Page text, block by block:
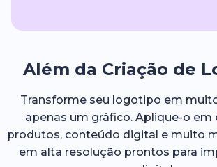
Além da Criação de
Transforme seu logotipo em
apenas um gráfico. Aplique-o em
produtos, conteúdo digital e muito
em alta resolução prontos para